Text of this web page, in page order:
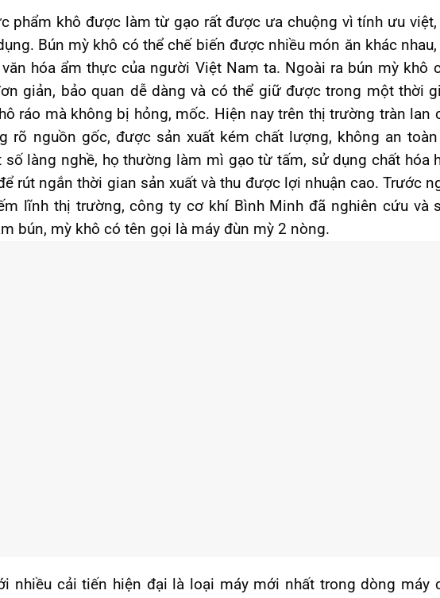
phẩm khô được làm từ gạo rất được ưa chuộng vì tính ưu việt,
Bún mỳ khô có thể chế biến được nhiều món ăn khác nhau,
hóa ẩm thực của người Việt Nam ta. Ngoài ra bún mỳ khô
giản, bảo quan dễ dàng và có thể giữ được trong một thời
ráo mà không bị hỏng, mốc. Hiện nay trên thị trường tràn lan
rõ nguồn gốc, được sản xuất kém chất lượng, không an
làng nghề, họ thường làm mì gạo từ tấm, sử dụng chất hóa
rút ngắn thời gian sản xuất và thu được lợi nhuận cao. Trước
lĩnh thị trường, công ty cơ khí Bình Minh đã nghiên cứu và
bún, mỳ khô có tên gọi là máy đùn mỳ 2 nòng.
nhiều cải tiến hiện đại là loại máy mới nhất trong dòng máy